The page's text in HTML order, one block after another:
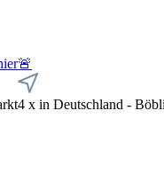
4 x in Deutschland -